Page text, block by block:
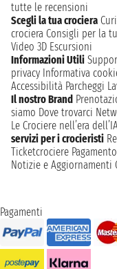
tutte le recensioni
Scegli la tua crociera
crociera Consigli per la
Video 3D Escursioni
Informazioni Utili
privacy Informativa
Accessibilità Parcheggi
Il nostro Brand
siamo Dove trovarci
Le Crociere nell’era
servizi per i crocieristi
Ticketcrociere
Notizie e Aggiornamenti
Pagamenti